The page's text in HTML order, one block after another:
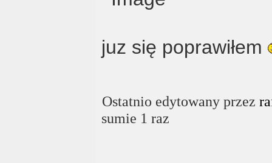
juz się poprawiłem
Ostatnio edytowany przez
sumie 1 raz